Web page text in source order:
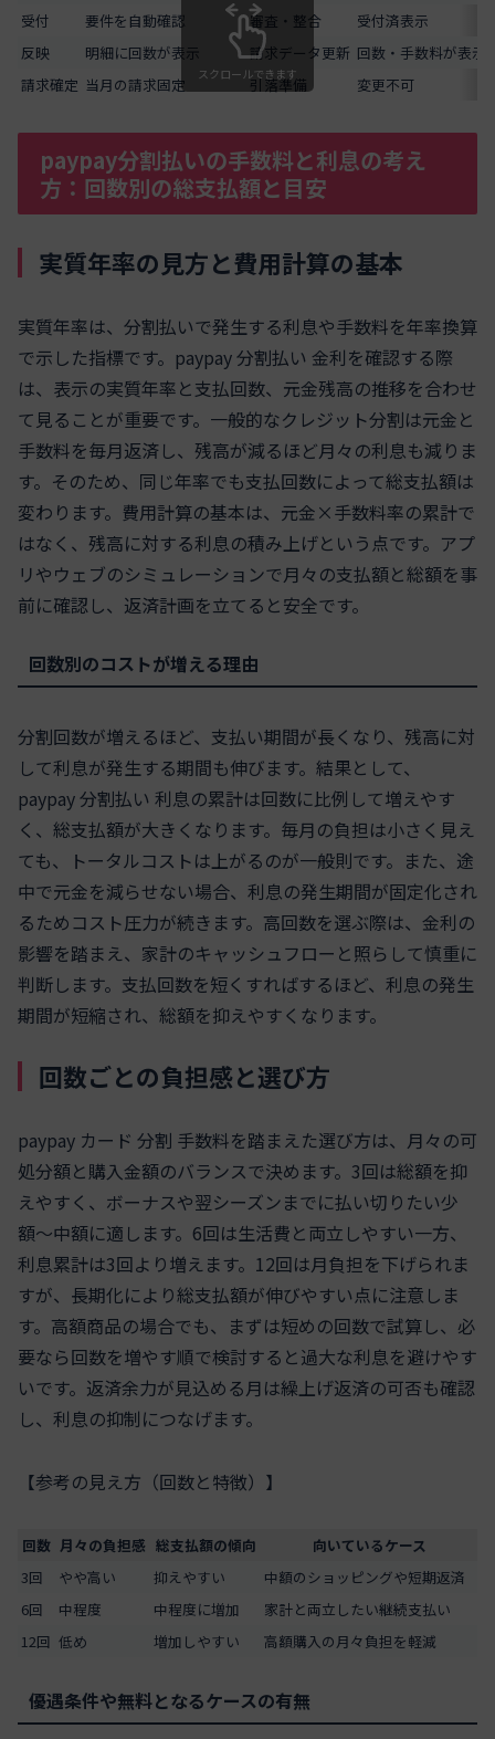
受付
要件を自動確認 審査・整合 受付済表示
反映
明細に回数が表示 請求データ更新 回数・手数料が表示
請求確定 当月の請求固定 引落準備 変更不可
スクロールできます
paypay分割払いの手数料と利息の考え
方：回数別の総支払額と目安
実質年率の見方と費用計算の基本
実質年率は、分割払いで発生する利息や手数料を年率換算
で示した指標です。paypay 分割払い 金利を確認する際
は、表示の実質年率と支払回数、元金残高の推移を合わせ
て見ることが重要です。一般的なクレジット分割は元金と
手数料を毎月返済し、残高が減るほど月々の利息も減りま
す。そのため、同じ年率でも支払回数によって総支払額は
変わります。費用計算の基本は、元金×手数料率の累計で
はなく、残高に対する利息の積み上げという点です。アプ
リやウェブのシミュレーションで月々の支払額と総額を事
前に確認し、返済計画を立てると安全です。
回数別のコストが増える理由
分割回数が増えるほど、支払い期間が長くなり、残高に対
して利息が発生する期間も伸びます。結果として、
paypay 分割払い 利息の累計は回数に比例して増えやす
く、総支払額が大きくなります。毎月の負担は小さく見え
ても、トータルコストは上がるのが一般則です。また、途
中で元金を減らせない場合、利息の発生期間が固定化され
るためコスト圧力が続きます。高回数を選ぶ際は、金利の
影響を踏まえ、家計のキャッシュフローと照らして慎重に
判断します。支払回数を短くすればするほど、利息の発生
期間が短縮され、総額を抑えやすくなります。
回数ごとの負担感と選び方
paypay カード 分割 手数料を踏まえた選び方は、月々の可
処分額と購入金額のバランスで決めます。3回は総額を抑
えやすく、ボーナスや翌シーズンまでに払い切りたい少
額〜中額に適します。6回は生活費と両立しやすい一方、
利息累計は3回より増えます。12回は月負担を下げられま
すが、長期化により総支払額が伸びやすい点に注意しま
す。高額商品の場合でも、まずは短めの回数で試算し、必
要なら回数を増やす順で検討すると過大な利息を避けやす
いです。返済余力が見込める月は繰上げ返済の可否も確認
し、利息の抑制につなげます。
【参考の見え方（回数と特徴）】
回数 月々の負担感 総支払額の傾向
向いているケース
3回
やや高い 抑えやすい
中額のショッピングや短期返済
6回
中程度 中程度に増加
家計と両立したい継続支払い
12回 低め 増加しやすい 高額購入の月々負担を軽減
優遇条件や無料となるケースの有無